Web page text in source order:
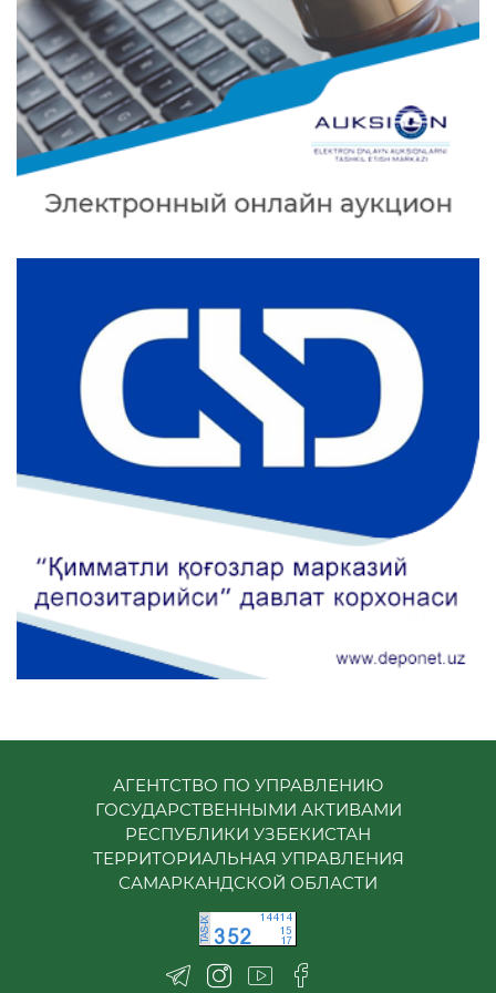
АГЕНТСТВО ПО УПРАВЛЕНИЮ
ГОСУДАРСТВЕННЫМИ АКТИВАМИ
РЕСПУБЛИКИ УЗБЕКИСТАН
ТЕРРИТОРИАЛЬНАЯ УПРАВЛЕНИЯ
САМАРКАНДСКОЙ ОБЛАСТИ